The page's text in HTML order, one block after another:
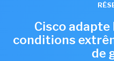
Cisco adapte
conditions
de